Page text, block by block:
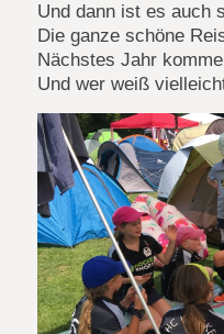
Und dann ist es auch
Die ganze schöne
Nächstes Jahr
Und wer weiß